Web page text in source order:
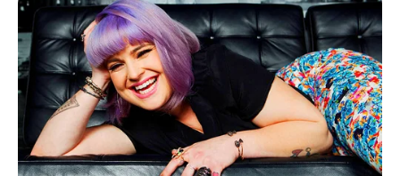
Suchen:
Auf einigen Seiten dieses Projektes sind Affiliate-